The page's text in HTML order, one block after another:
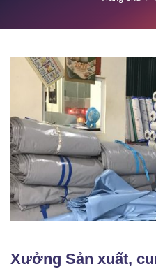
Xưởng Sản xuất,